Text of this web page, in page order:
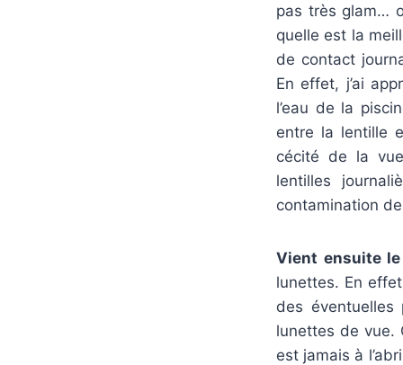
pas très glam…
quelle est la
de contact
En effet, j’ai
l’eau de la
entre la lentille
cécité de la
lentilles
contamination
Vient ensuite
lunettes. En
des
lunettes de vue.
est jamais à